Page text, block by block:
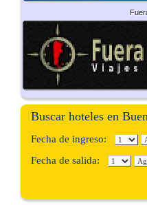
Buscar hoteles en
Fecha de ingreso:
Fecha de salida: